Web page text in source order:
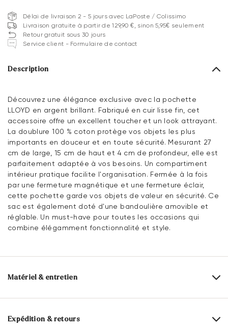
Délai de livraison 2 - 5 jours avec LaPoste / Colissimo
Livraison gratuite à partir de 129,90 €, sinon 5,95€ seulement
Retour gratuit sous 30 jours
Service client - Formulaire de contact
Description
Découvrez une élégance exclusive avec la pochette
LLOYD en argent brillant. Fabriqué en cuir lisse fin, cet
accessoire offre un excellent toucher et un look attrayant.
La doublure 100 % coton protège vos objets les plus
importants en douceur et en toute sécurité. Mesurant 27
cm de large, 15 cm de haut et 4 cm de profondeur, elle est
parfaitement adaptée à vos besoins. Un compartiment
intérieur pratique facilite l'organisation. Fermée à la fois
par une fermeture magnétique et une fermeture éclair,
cette pochette garde vos objets de valeur en sécurité. Ce
sac est également doté d'une bandoulière amovible et
réglable. Un must-have pour toutes les occasions qui
combine élégamment fonctionnalité et style.
Matériel & entretien
Dessus: Cuir lisse
Alimentation:
Expédition & retours